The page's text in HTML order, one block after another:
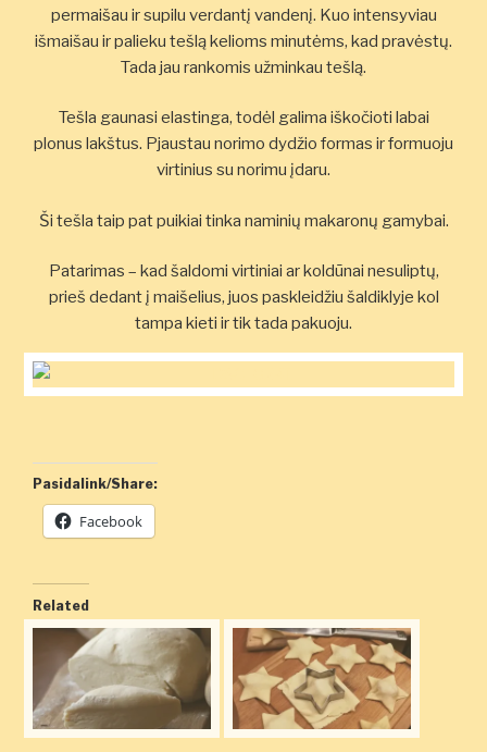
permaišau ir supilu verdantį vandenį. Kuo intensyviau
išmaišau ir palieku tešlą kelioms minutėms, kad pravėstų.
Tada jau rankomis užminkau tešlą.
Tešla gaunasi elastinga, todėl galima iškočioti labai
plonus lakštus. Pjaustau norimo dydžio formas ir formuoju
virtinius su norimu įdaru.
Ši tešla taip pat puikiai tinka naminių makaronų gamybai.
Patarimas – kad šaldomi virtiniai ar koldūnai nesuliptų,
prieš dedant į maišelius, juos paskleidžiu šaldiklyje kol
tampa kieti ir tik tada pakuoju.
Pasidalink/Share:
Facebook
Related